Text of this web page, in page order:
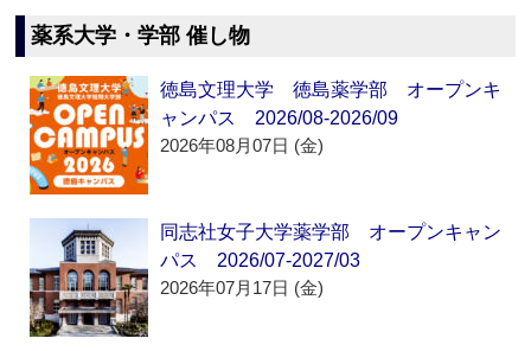
薬系大学・学部 催し物
徳島文理大学 徳島薬学部 オープンキ
ャンパス 2026/08-2026/09
2026年08月07日 (金)
同志社女子大学薬学部 オープンキャン
パス 2026/07-2027/03
2026年07月17日 (金)